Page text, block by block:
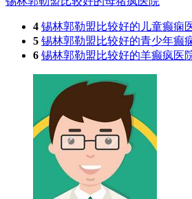
4 锡林郭勒盟比较好的儿童癫痫
5 锡林郭勒盟比较好的青少年癫
6 锡林郭勒盟比较好的羊癫疯医